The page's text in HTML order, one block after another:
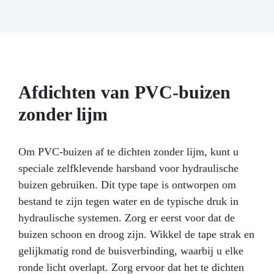
professionele ondersteuning die uw twijfels of
vragen zal beantwoorden. BESTSELLER VOOR:
- Houtbewerking: Coatings, Tafels,
oppervlaktecoating: Hout, Beton, Keramiek,
Canvas, Glasvezel; - DIY: vloeren, sieraden en
modelbouw.
Perfecte transparantie ->
Kristaleffect.
Hoge krasbestendigheid ->
ideaal voor tafels en het bedekken van vloeren!
UV-filter als bescherming tegen vergeling ->
10 jaar garantie.
Hittebestendig (tot 70 ºC)
Gemakkelijk te gebruiken ->
mengverhouding 2:1
Geurloos dikte 2cm
Bewerkingstijd 5/10 min; + Gewichtsverhouding
A/B - 1:1; + Niet-giftig, + Hardheid - 30 Shore A.
Afdichten van PVC-buizen
zonder lijm
Om PVC-buizen af te dichten zonder lijm, kunt u
speciale zelfklevende harsband voor hydraulische
buizen gebruiken. Dit type tape is ontworpen om
bestand te zijn tegen water en de typische druk in
hydraulische systemen. Zorg er eerst voor dat de
buizen schoon en droog zijn. Wikkel de tape strak en
gelijkmatig rond de buisverbinding, waarbij u elke
ronde licht overlapt. Zorg ervoor dat het te dichten